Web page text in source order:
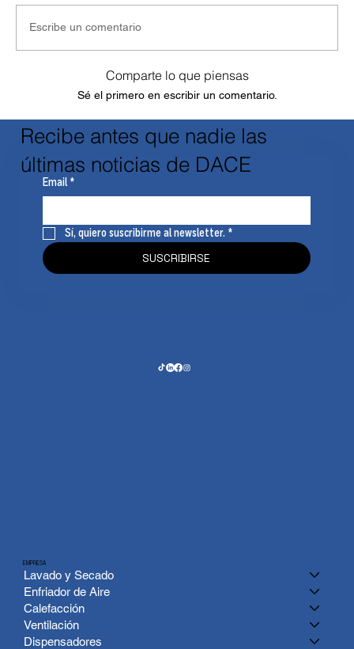
Escribe un comentario
Comparte lo que piensas
Sé el primero en escribir un comentario.
Recibe antes que nadie las
últimas noticias de DACE
Email *
Sí, quiero suscribirme al newsletter. *
SUSCRIBIRSE
EMPRESA
Lavado y Secado
Enfriador de Aire
Calefacción
Ventilación
Dispensadores